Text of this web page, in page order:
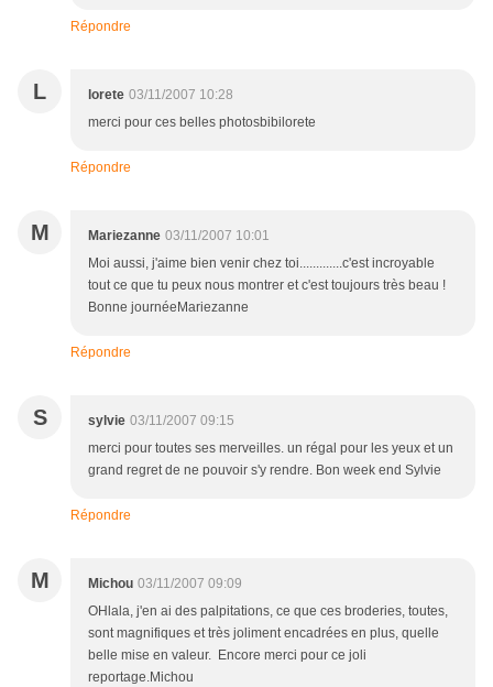
Répondre
L lorete 03/11/2007 10:28
merci pour ces belles photosbibilorete
Répondre
M Mariezanne 03/11/2007 10:01
Moi aussi, j'aime bien venir chez toi.............c'est incroyable
tout ce que tu peux nous montrer et c'est toujours très beau !
Bonne journéeMariezanne
Répondre
S sylvie 03/11/2007 09:15
merci pour toutes ses merveilles. un régal pour les yeux et un
grand regret de ne pouvoir s'y rendre. Bon week end Sylvie
Répondre
M Michou 03/11/2007 09:09
OHlala, j'en ai des palpitations, ce que ces broderies, toutes,
sont magnifiques et très joliment encadrées en plus, quelle
belle mise en valeur. Encore merci pour ce joli
reportage.Michou